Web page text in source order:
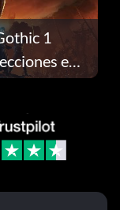
1
en